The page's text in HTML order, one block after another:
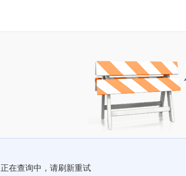
正在查询中，请刷新重试